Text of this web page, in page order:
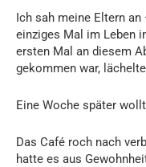
Ich sah meine Eltern
einziges Mal im Leben
ersten Mal an diesem
gekommen war,
Eine Woche später
Das Café roch nach
hatte es aus